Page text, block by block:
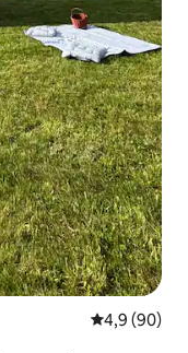
საშუალო
4,9 (90)